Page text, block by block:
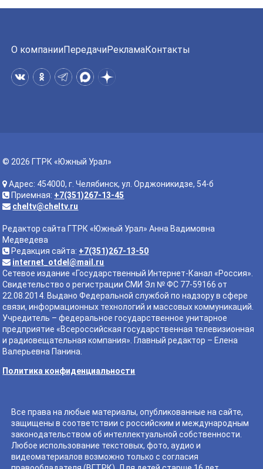
О компанииПередачиРекламаКонтакты
© 2026 ГТРК «Южный Урал»
Адрес: 454000, г. Челябинск, ул. Орджоникидзе, 54-б
Приемная: +7(351)267-13-45
cheltv@cheltv.ru
Редактор сайта ГТРК «Южный Урал» Анна Вадимовна
Медведева
Редакция сайта: +7(351)267-13-50
internet_otdel@mail.ru
Сетевое издание «Государственный Интернет-Канал «Россия».
Свидетельство о регистрации СМИ Эл № ФС 77-59166 от
22.08.2014. Выдано Федеральной службой по надзору в сфере
связи, информационных технологий и массовых коммуникаций.
Учредитель – федеральное государственное унитарное
предприятие «Всероссийская государственная телевизионная
и радиовещательная компания». Главный редактор – Елена
Валерьевна Панина.
Политика конфиденциальности
Все права на любые материалы, опубликованные на сайте,
защищены в соответствии с российским и международным
законодательством об интеллектуальной собственности.
Любое использование текстовых, фото, аудио и
видеоматериалов возможно только с согласия